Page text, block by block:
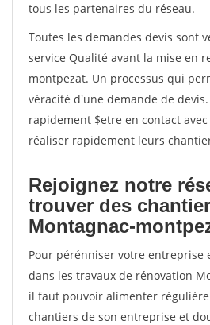
tous les partenaires du réseau.
Toutes les demandes devis sont
service Qualité avant la mise en
montpezat. Un processus qui
véracité d'une demande de devis.
rapidement $etre en contact
réaliser rapidement leurs
Rejoignez notre
trouver des
Montagnac-
Pour pérénniser votre entreprise
dans les travaux de rénovation
il faut pouvoir alimenter
chantiers de son entreprise et